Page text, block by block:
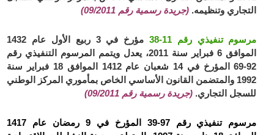
التجاري وتنظيمه. (جريدة رسمية رقم 09/2011)
مرسوم تنفيذي رقم 11-38
مؤرخ في 3 ربيع الأول عام 1432
الموافق 6 فبراير سنة 2011، يعدل ويتمم المرسوم التنفيذي رقم
92-69 المؤرخ في 14 شعبان عام 1412 الموافق 18 فبراير سنة
1992 والمتضمن القانون الأساسي الخاص بمأموري المركز الوطني
للسجل التجاري. (جريدة رسمية رقم 09/2011)
مرسوم تنفيذي رقم 97-39 المؤرخ في 9 رمضان عام 1417